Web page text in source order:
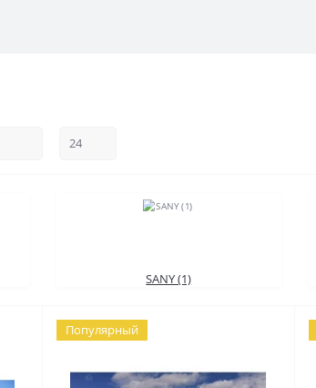
SANY (1)
Популярный